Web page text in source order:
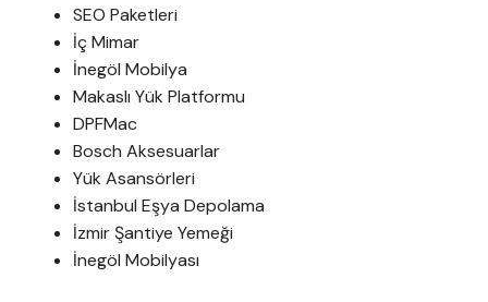
SEO Paketleri
İç Mimar
İnegöl Mobilya
Makaslı Yük Platformu
DPFMac
Bosch Aksesuarlar
Yük Asansörleri
İstanbul Eşya Depolama
İzmir Şantiye Yemeği
İnegöl Mobilyası